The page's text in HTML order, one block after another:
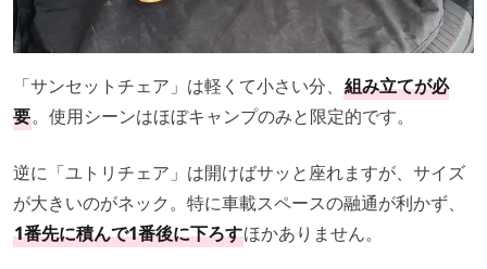
「サンセットチェア」は軽くて小さい分、 組み立てが必
要。使用シーンはほぼキャンプのみと限定的です。
逆に「ユトリチェア」は開けばサッと座れますが、サイズ
が大きいのがネック。特に車載スペースの融通が利かず、
1番先に積んで1番後に下ろすほかありません。